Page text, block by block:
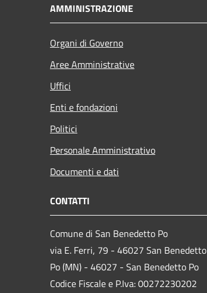
AMMINISTRAZIONE
Organi di Governo
Aree Amministrative
Uffici
Enti e fondazioni
Politici
Personale Amministrativo
Documenti e dati
CONTATTI
Comune di San Benedetto Po
via E. Ferri, 79 - 46027 San Benedetto
Po (MN) - 46027 - San Benedetto Po
Codice Fiscale e P.Iva: 00272230202